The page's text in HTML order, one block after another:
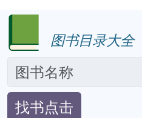
图书目录大全
找书点击